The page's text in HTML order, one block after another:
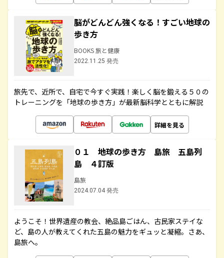
脳がどんどん強くなる！すごい地球の
歩き方
BOOKS 旅と健康
2022.11.25 発売
旅先で、近所で、自宅で今すぐ実践！楽しく脳を鍛える５０の
トレーニングを「地球の歩き方」が最新脳科学とともに解説
詳細を見る
０１ 地球の歩き方 島旅 五島列
島 ４訂版
島旅
2024.07.04 発売
ようこそ！世界遺産の教会、絶品島ごはん、古民家ステイな
ど、島の人が教えてくれた五島の魅力をギュッと凝縮。さあ、
島旅へ。